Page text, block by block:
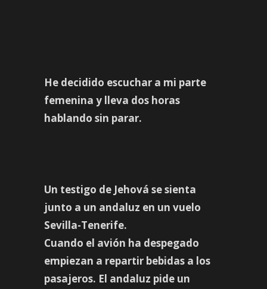
He decidido escuchar a mi parte
femenina y lleva dos horas
hablando sin parar.
Un testigo de Jehová se sienta
junto a un andaluz en un vuelo
Sevilla-Tenerife.
Cuando el avión ha despegado
empiezan a repartir bebidas a los
pasajeros. El andaluz pide un